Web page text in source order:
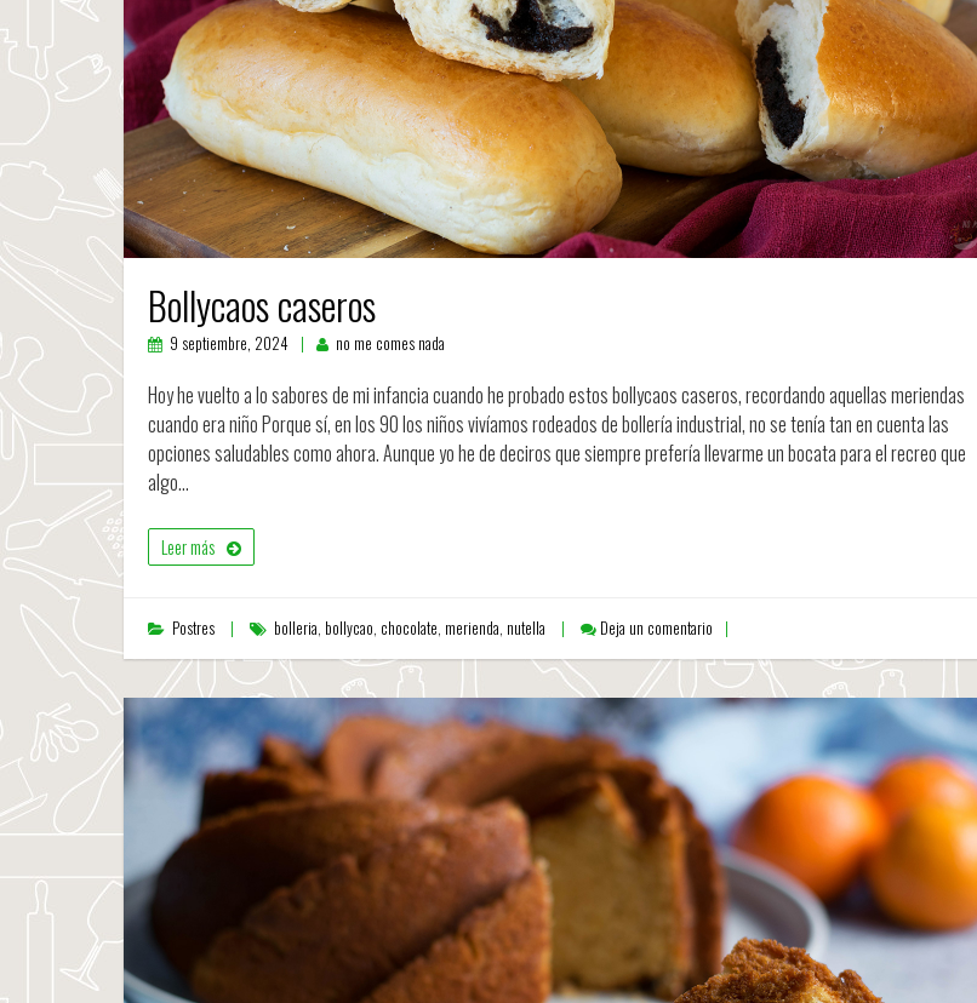
Bollycaos caseros
9 septiembre, 2024 no me comes nada
Hoy he vuelto a lo sabores de mi infancia cuando he probado estos bollycaos caseros, recordando aquellas meriendas
cuando era niño Porque sí, en los 90 los niños vivíamos rodeados de bollería industrial, no se tenía tan en cuenta las
opciones saludables como ahora. Aunque yo he de deciros que siempre prefería llevarme un bocata para el recreo que
algo…
Leer más
Postres bolleria, bollycao, chocolate, merienda, nutella Deja un comentario